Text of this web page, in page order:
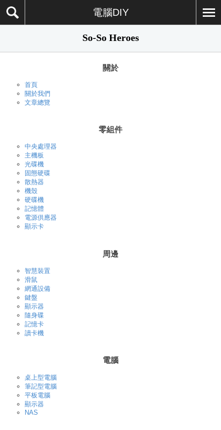
電腦DIY
So-So Heroes
關於
首頁
關於我們
文章總覽
零組件
中央處理器
主機板
光碟機
固態硬碟
散熱器
機殼
硬碟機
記憶體
電源供應器
顯示卡
周邊
智慧裝置
滑鼠
網通設備
鍵盤
顯示器
隨身碟
記憶卡
讀卡機
電腦
桌上型電腦
筆記型電腦
平板電腦
顯示器
NAS